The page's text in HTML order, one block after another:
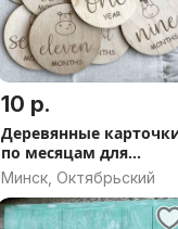
10 р.
Деревянные
по месяцам для
фотосессии
Минск, Октябрьский